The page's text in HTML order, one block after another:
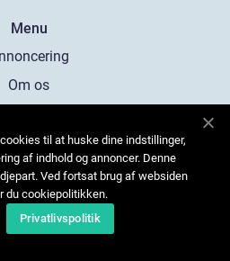
Menu
Om os
os
Sitemap
til at huske dine indstillinger,
af indhold og annoncer. Denne
Ved fortsat brug af websiden
du cookiepolitikken.
Privatlivspolitik